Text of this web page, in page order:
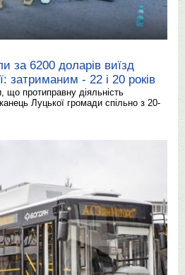
за 6200 доларів виїзд
затриманим - 22 і 20 років
що протиправну діяльність
Луцької громади спільно з 20-